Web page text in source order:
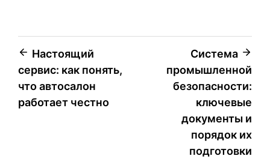
Навигация
по
записям
Настоящий
сервис: как понять,
что автосалон
работает честно
Система
промышленной
безопасности:
ключевые
документы и
порядок их
подготовки